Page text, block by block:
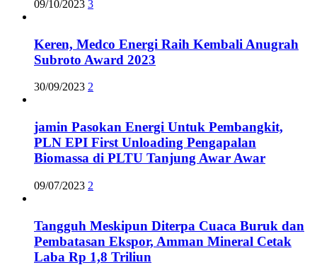
09/10/2023 3
Keren, Medco Energi Raih Kembali Anugrah
Subroto Award 2023
30/09/2023 2
jamin Pasokan Energi Untuk Pembangkit,
PLN EPI First Unloading Pengapalan
Biomassa di PLTU Tanjung Awar Awar
09/07/2023 2
Tangguh Meskipun Diterpa Cuaca Buruk dan
Pembatasan Ekspor, Amman Mineral Cetak
Laba Rp 1,8 Triliun